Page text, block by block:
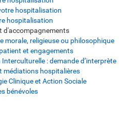
hospitalisation
hospitalisation
d'accompagnements
morale, religieuse ou philosophique
et engagements
: demande d’interprète
médiations hospitalières
Clinique et Action Sociale
bénévoles